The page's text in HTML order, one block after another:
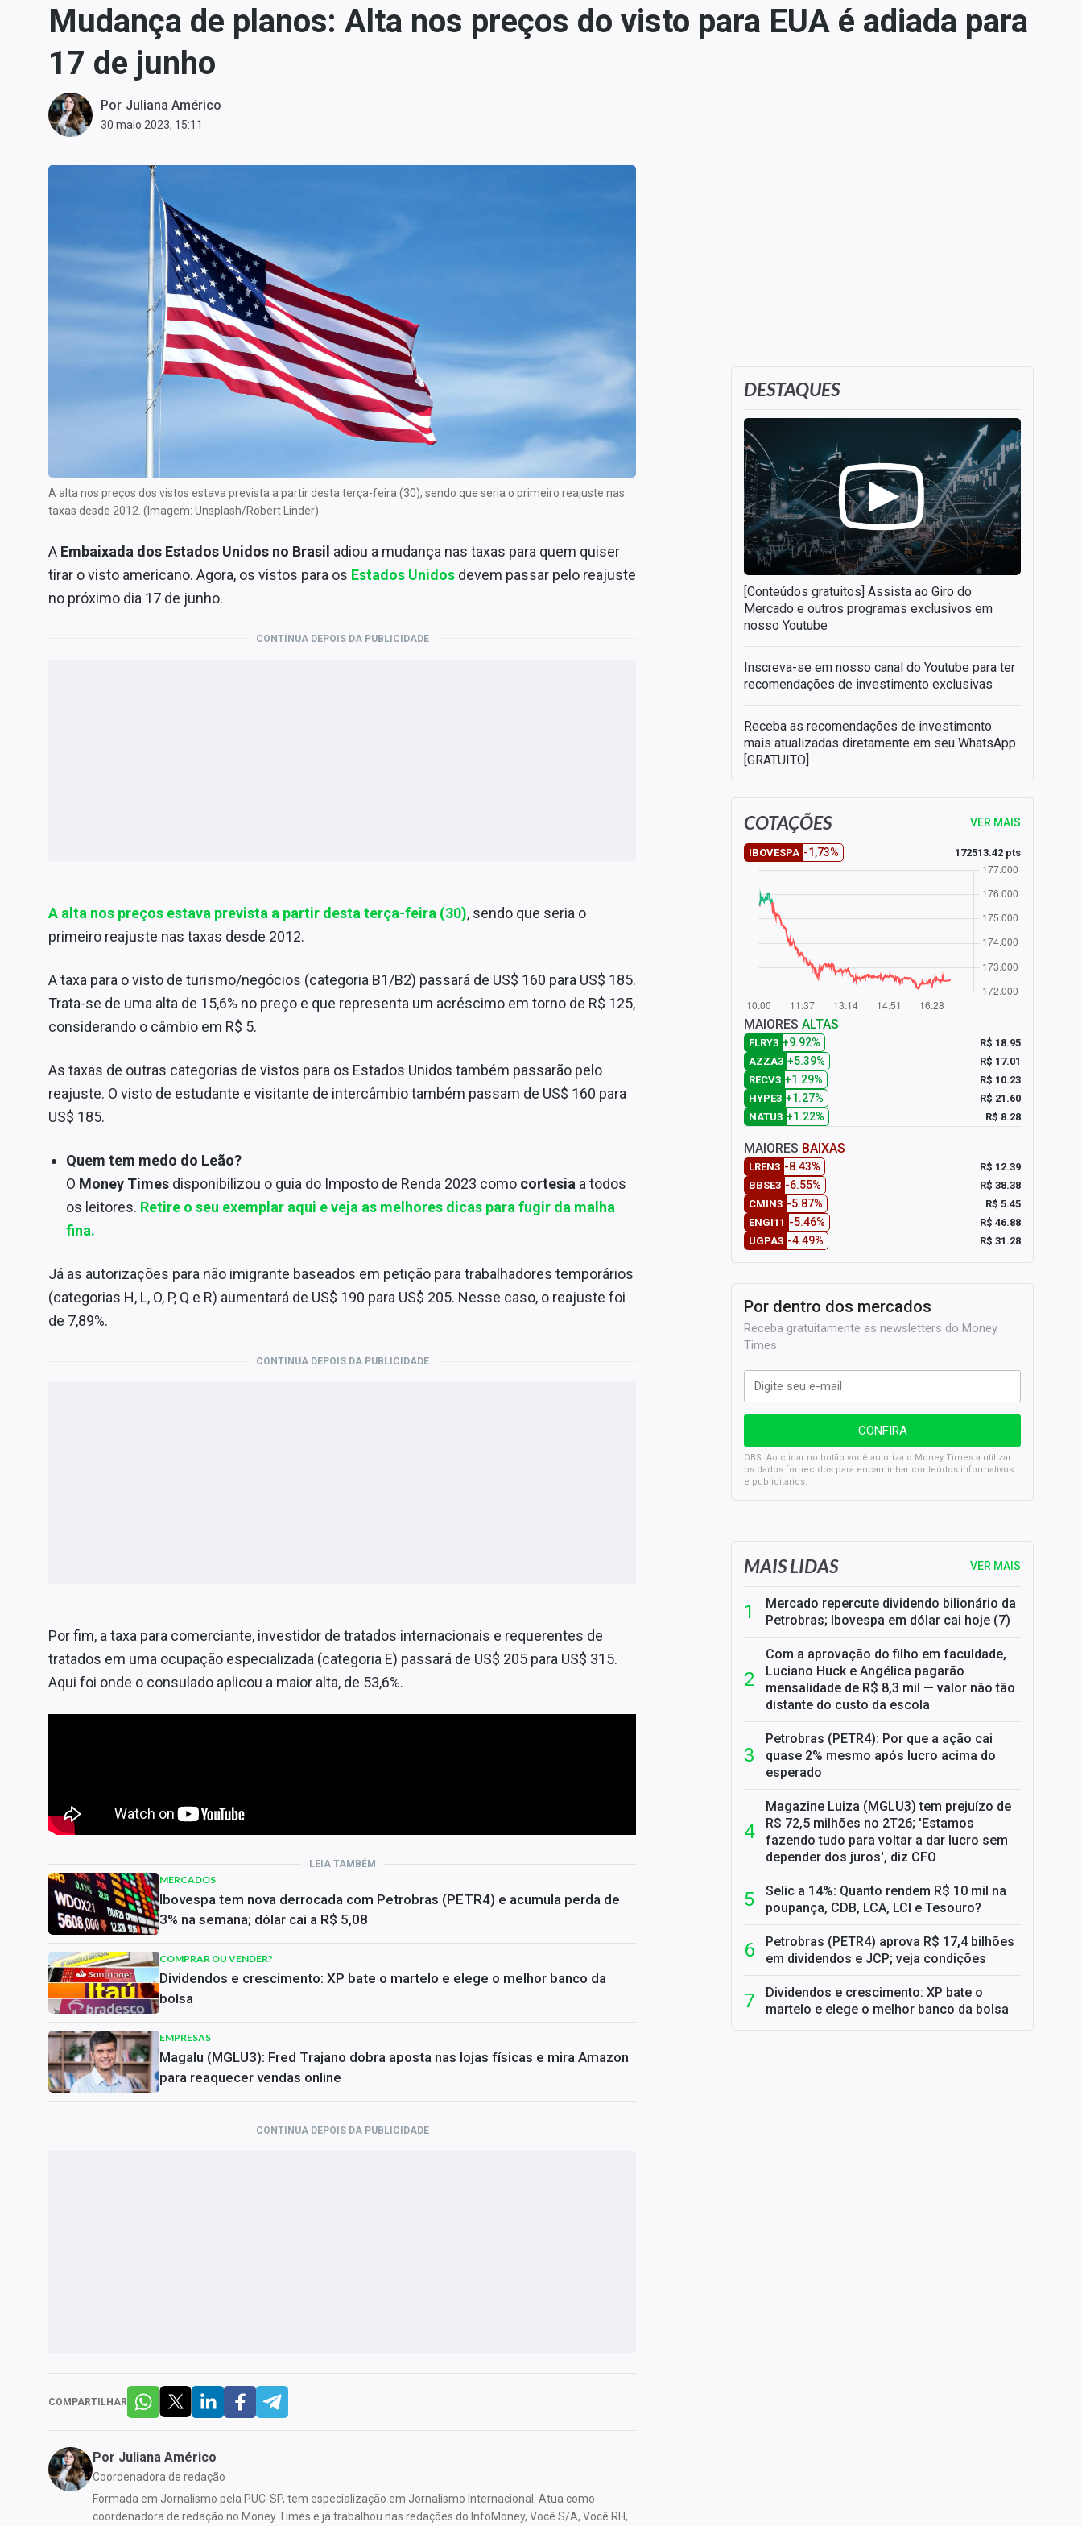
Carteiras Recomendadas
Central de Fundos
Central dos IPOs
Renda Fixa
Finanças Pessoais
Expediente
Mudança de planos: Alta nos preços do visto para EUA é adiada para
17 de junho
Por Juliana Américo
30 maio 2023, 15:11
A alta nos preços dos vistos estava prevista a partir desta terça-feira (30), sendo que seria o primeiro reajuste nas
taxas desde 2012. (Imagem: Unsplash/Robert Linder)
A Embaixada dos Estados Unidos no Brasil adiou a mudança nas taxas para quem quiser
tirar o visto americano. Agora, os vistos para os Estados Unidos devem passar pelo reajuste
no próximo dia 17 de junho.
CONTINUA DEPOIS DA PUBLICIDADE
A alta nos preços estava prevista a partir desta terça-feira (30), sendo que seria o
primeiro reajuste nas taxas desde 2012.
A taxa para o visto de turismo/negócios (categoria B1/B2) passará de US$ 160 para US$ 185.
Trata-se de uma alta de 15,6% no preço e que representa um acréscimo em torno de R$ 125,
considerando o câmbio em R$ 5.
As taxas de outras categorias de vistos para os Estados Unidos também passarão pelo
reajuste. O visto de estudante e visitante de intercâmbio também passam de US$ 160 para
US$ 185.
Quem tem medo do Leão?
O Money Timesdisponibilizou o guia do Imposto de Renda 2023 como cortesia a todos
os leitores. Retire o seu exemplar aqui e veja as melhores dicas para fugir da malha
fina.
Já as autorizações para não imigrante baseados em petição para trabalhadores temporários
(categorias H, L, O, P, Q e R) aumentará de US$ 190 para US$ 205. Nesse caso, o reajuste foi
de 7,89%.
CONTINUA DEPOIS DA PUBLICIDADE
Por fim, a taxa para comerciante, investidor de tratados internacionais e requerentes de
tratados em uma ocupação especializada (categoria E) passará de US$ 205 para US$ 315.
Aqui foi onde o consulado aplicou a maior alta, de 53,6%.
LEIA TAMBÉM
MERCADOS
Ibovespa tem nova derrocada com Petrobras (PETR4) e acumula perda de
3% na semana; dólar cai a R$ 5,08
COMPRAR OU VENDER?
Dividendos e crescimento: XP bate o martelo e elege o melhor banco da
bolsa
EMPRESAS
Magalu (MGLU3): Fred Trajano dobra aposta nas lojas físicas e mira Amazon
para reaquecer vendas online
CONTINUA DEPOIS DA PUBLICIDADE
COMPARTILHAR
Por Juliana Américo
Coordenadora de redação
Formada em Jornalismo pela PUC-SP, tem especialização em Jornalismo Internacional. Atua como
coordenadora de redação no Money Times e já trabalhou nas redações do InfoMoney, Você S/A, Você RH,
DESTAQUES
[Conteúdos gratuitos] Assista ao Giro do
Mercado e outros programas exclusivos em
nosso Youtube
Inscreva-se em nosso canal do Youtube para ter
recomendações de investimento exclusivas
Receba as recomendações de investimento
mais atualizadas diretamente em seu WhatsApp
[GRATUITO]
COTAÇÕES VER MAIS
IBOVESPA -1,73% 172513.42 pts
MAIORES ALTAS
FLRY3 +9.92%
R$ 18.95
AZZA3 +5.39%
R$ 17.01
RECV3 +1.29%
R$ 10.23
HYPE3 +1.27%
R$ 21.60
NATU3 +1.22% R$ 8.28
MAIORES BAIXAS
LREN3 -8.43%
R$ 12.39
BBSE3 -6.55%
R$ 38.38
CMIN3 -5.87%
R$ 5.45
ENGI11 -5.46%
R$ 46.88
UGPA3 -4.49% R$ 31.28
Por dentro dos mercados
Receba gratuitamente as newsletters do Money
Times
OBS: Ao clicar no botão você autoriza o Money Times a utilizar
os dados fornecidos para encaminhar conteúdos informativos
e publicitários.
SELIC em 14%: A repercussão da decisão sobre os JUROS
MAIS LIDAS VER MAIS
Mercado repercute dividendo bilionário da
Petrobras; Ibovespa em dólar cai hoje (7)
Com a aprovação do filho em faculdade,
Luciano Huck e Angélica pagarão
mensalidade de R$ 8,3 mil — valor não tão
distante do custo da escola
Petrobras (PETR4): Por que a ação cai
quase 2% mesmo após lucro acima do
esperado
Magazine Luiza (MGLU3) tem prejuízo de
R$ 72,5 milhões no 2T26; 'Estamos
fazendo tudo para voltar a dar lucro sem
depender dos juros', diz CFO
Selic a 14%: Quanto rendem R$ 10 mil na
poupança, CDB, LCA, LCI e Tesouro?
Petrobras (PETR4) aprova R$ 17,4 bilhões
em dividendos e JCP; veja condições
Dividendos e crescimento: XP bate o
martelo e elege o melhor banco da bolsa